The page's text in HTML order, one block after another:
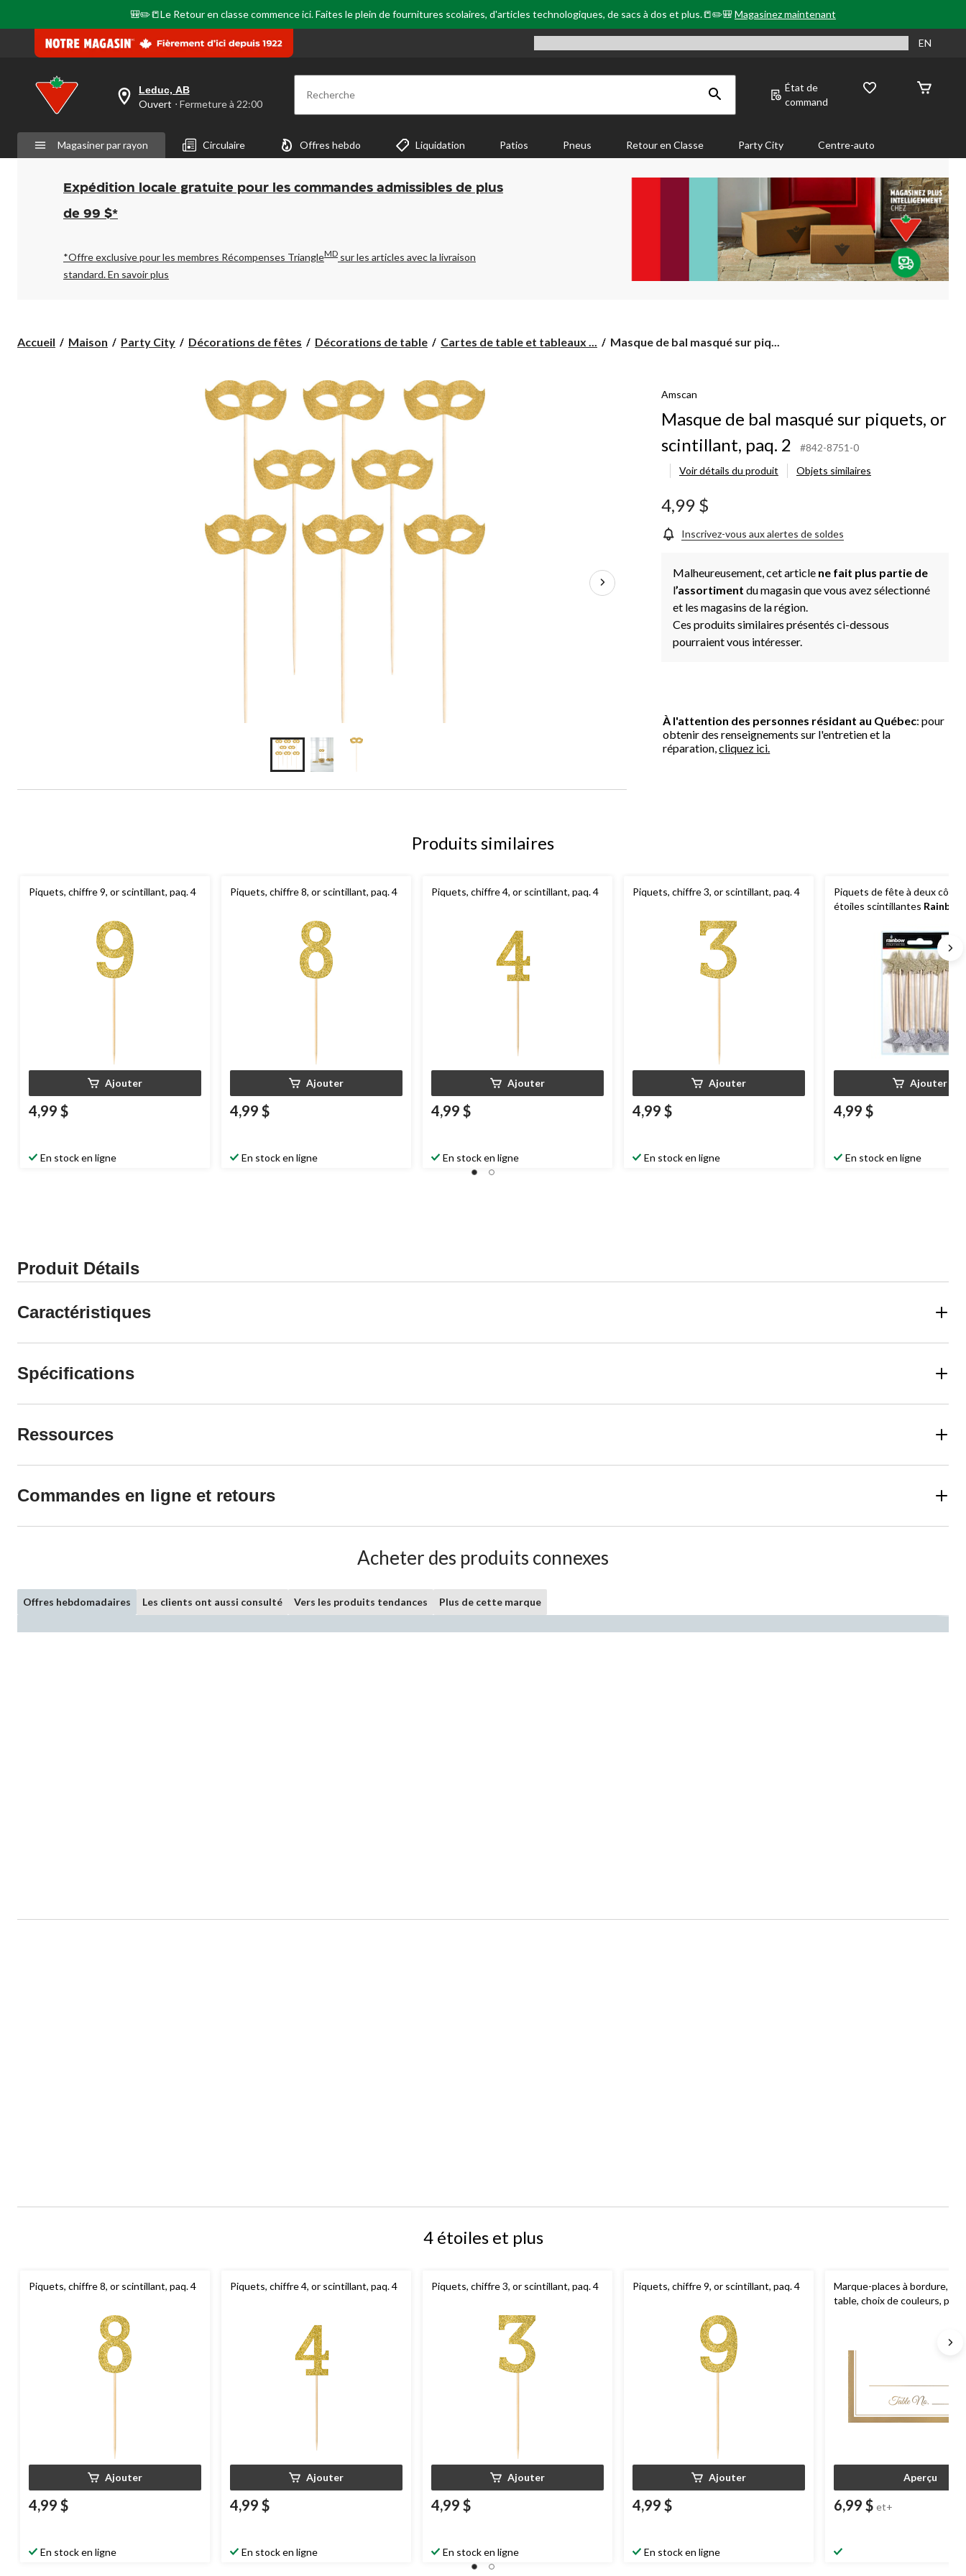
🎒✏️📒Le Retour en classe commence ici. Faites le plein de fournitures scolaires, d'articles technologiques, de sacs à dos et plus.📒✏️🎒Magasinez maintenant
EN
votre
est
Leduc,
AB,
Ouvert,
Fermeture
à
pour
changer
Leduc, AB
Ouvert ⋅ Fermeture à 22:00 Recherche
État de
command
Magasiner par rayon Circulaire Offres hebdo Liquidation Patios Pneus Retour en Classe Party City Centre-auto
Expédition locale gratuite pour les commandes admissibles de plus
de 99 $*
*Offre exclusive pour les membres Récompenses TriangleMD sur les articles avec la livraison
standard.En savoir plus
Accueil Maison Party City Décorations de fêtes Décorations de table Cartes de table et tableaux ...
Masque
Masque de bal masqué sur piq...
Amscan
Masque de bal masqué sur piquets, or
scintillant, paq. 2
#842-8751-0
Voir détails du produit
Objets similaires
4,99 $
Inscrivez-vous aux alertes de soldes
Malheureusement, cet article ne fait plus partie de
l’assortiment du magasin que vous avez sélectionné
et les magasins de la région.
Ces produits similaires présentés ci-dessous
pourraient vous intéresser.
À l'attention des personnes résidant au Québec: pour
obtenir des renseignements sur l'entretien et la
réparation,cliquez ici.
Produits similaires
Piquets, chiffre 9, or scintillant, paq. 4
Ajouter
4,99 $
En stock en ligne
Piquets, chiffre 8, or scintillant, paq. 4
Ajouter
4,99 $
En stock en ligne
Piquets, chiffre 4, or scintillant, paq. 4
Ajouter
4,99 $
En stock en ligne
Piquets, chiffre 3, or scintillant, paq. 4
Ajouter
4,99 $
En stock en ligne
Piquets de fête à deux côtés
étoiles scintillantes Rainbow
Ajouter
4,99 $
En stock en ligne
Produit Détails
Caractéristiques
Spécifications
Ressources
Commandes en ligne et retours
Acheter des produits connexes
Offres hebdomadaires Les clients ont aussi consulté Vers les produits tendances Plus de cette marque
4 étoiles et plus
Piquets, chiffre 8, or scintillant, paq. 4
Ajouter
4,99 $
En stock en ligne
Piquets, chiffre 4, or scintillant, paq. 4
Ajouter
4,99 $
En stock en ligne
Piquets, chiffre 3, or scintillant, paq. 4
Ajouter
4,99 $
En stock en ligne
Piquets, chiffre 9, or scintillant, paq. 4
Ajouter
4,99 $
En stock en ligne
Marque-places à bordure,
table, choix de couleurs, paq.
Aperçu
6,99 $ et+